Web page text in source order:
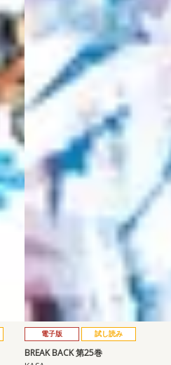
電子版 試し読み
BREAK BACK 第25巻